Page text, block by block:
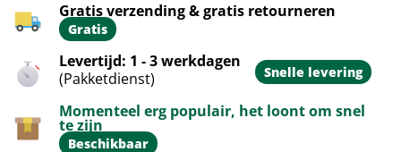
Gratis verzending & gratis retourneren
Gratis
Levertijd: 1 - 3 werkdagen
(Pakketdienst)
Snelle levering
Momenteel erg populair, het loont om snel
te zijn
Beschikbaar